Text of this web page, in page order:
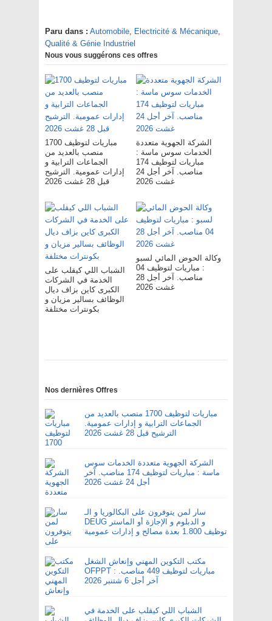
Paru dans : Automobile, Electricité & Mécanique,
Qualité & Génie Industriel
Nous vous suggérons ces offres
مباريات لتوظيف 1700
منصب بالعديد من
الجماعات الترابية و
إدارات عمومية. الترشيح
قبل 28 غشت 2026
الشركة الجهوية متعددة
الخدمات سوس ماسة :
مباريات لتوظيف 174
مناصب. آخر أجل 24
غشت 2026
الشباب اللي كيقلب على
الخدمة في الشركات
الكبرى كاين بزاف ديال
الوظائف بسالير مزيان و
بكونترات مختلفة
وكالة الحوض المائي لسبو
: مباريات لتوظيف 04
مناصب. آخر أجل 28
غشت 2026
Nos dernières Offres
مباريات لتوظيف 1700 منصب بالعديد من
الجماعات الترابية و إدارات عمومية.
الترشيح قبل 28 غشت 2026
الشركة الجهوية متعددة الخدمات سوس
ماسة : مباريات لتوظيف 174 مناصب. آخر
أجل 24 غشت 2026
سار لمن يتوفرون على البكالوريا و الـ
DEUG و الدبلوم و الإجازة أو الماستر
توظيف 1.800 بعدة مصالح و إدارات عمومية
مكتب التكوين المهني وإنعاش الشغل
OFPPT : مباريات لتوظيف 449 مناصب.
آخر أجل 6 شتنبر 2026
الشباب اللي كيقلب على الخدمة في